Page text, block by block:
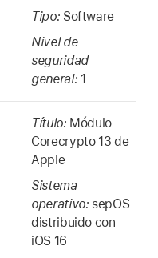
Tipo: Software
Nivel de
seguridad
general: 1
Título: Módulo
Corecrypto 13 de
Apple
Sistema
operativo: sepOS
distribuido con
iOS 16